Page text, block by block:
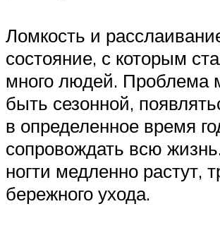
Ломкость и
состояние, с которым
много людей. Проблема
быть сезонной,
в определенное время
сопровождать всю
ногти медленно растут,
бережного ухода.